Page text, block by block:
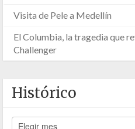
Visita de Pele a Medellín
El Columbia, la tragedia que
Challenger
Histórico